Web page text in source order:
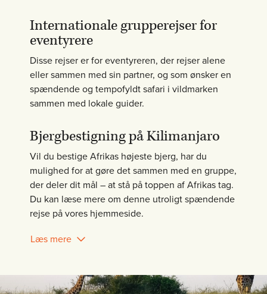
Internationale grupperejser for
eventyrere
Disse rejser er for eventyreren, der rejser alene
eller sammen med sin partner, og som ønsker en
spændende og tempofyldt safari i vildmarken
sammen med lokale guider.
Bjergbestigning på Kilimanjaro
Vil du bestige Afrikas højeste bjerg, har du
mulighed for at gøre det sammen med en gruppe,
der deler dit mål – at stå på toppen af Afrikas tag.
Du kan læse mere om denne utroligt spændende
rejse på vores hjemmeside.
Læs mere